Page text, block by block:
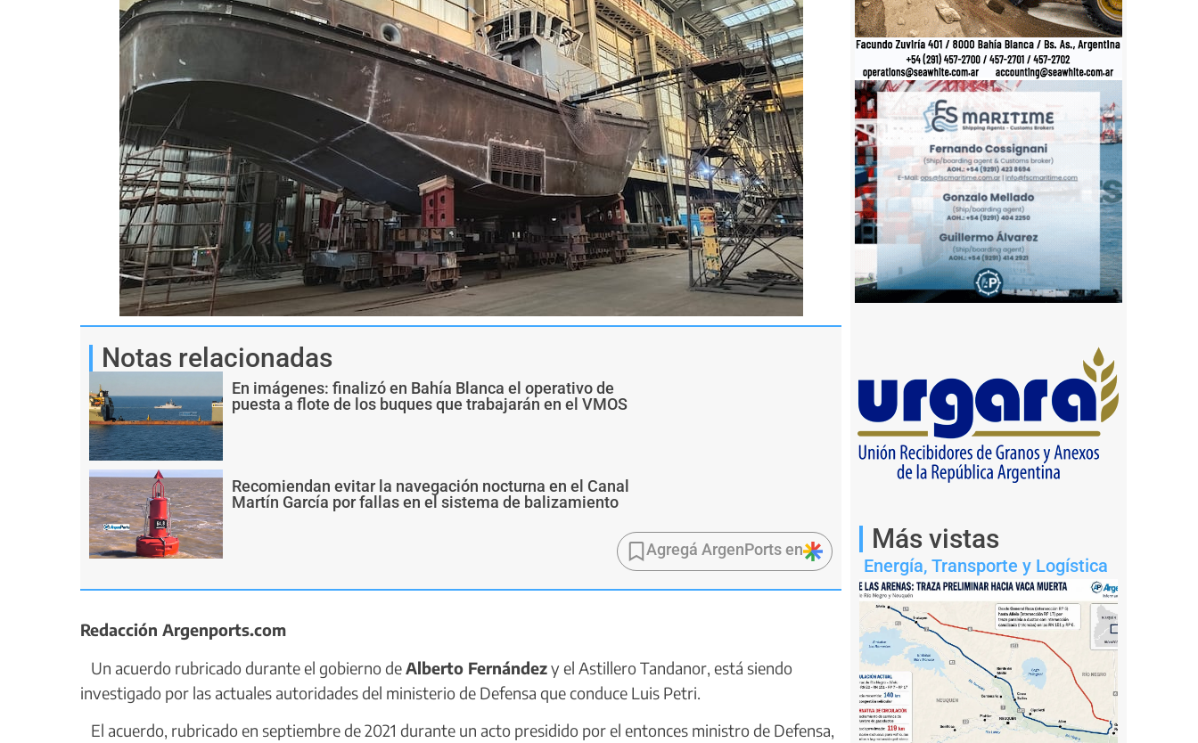
Notas relacionadas
En imágenes: finalizó en Bahía Blanca el operativo de
puesta a flote de los buques que trabajarán en el VMOS
Recomiendan evitar la navegación nocturna en el Canal
Martín García por fallas en el sistema de balizamiento
Agregá ArgenPorts en
Redacción Argenports.com
Un acuerdo rubricado durante el gobierno de Alberto Fernándezy el Astillero Tandanor, está siendo
investigado por las actuales autoridades del ministerio de Defensa que conduce Luis Petri.
El acuerdo, rubricado en septiembre de 2021 durante un acto presidido por el entonces ministro de Defensa,
Más vistas
Energía, Transporte y Logística